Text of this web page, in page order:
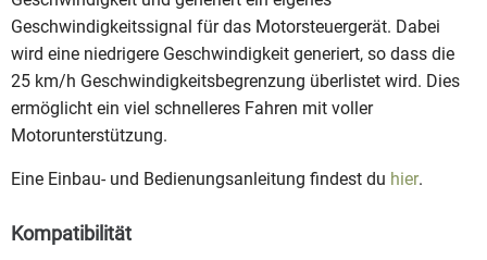
Geschwindigkeitssignal für das Motorsteuergerät. Dabei
wird eine niedrigere Geschwindigkeit generiert, so dass die
25 km/h Geschwindigkeitsbegrenzung überlistet wird. Dies
ermöglicht ein viel schnelleres Fahren mit voller
Motorunterstützung.
Eine Einbau- und Bedienungsanleitung findest du hier.
Kompatibilität